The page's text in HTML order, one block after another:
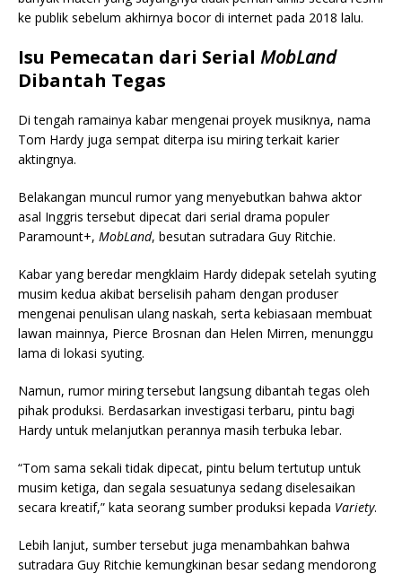
ke publik sebelum akhirnya bocor di internet pada 2018 lalu.
Isu Pemecatan dari Serial MobLand
Dibantah Tegas
Di tengah ramainya kabar mengenai proyek musiknya, nama
Tom Hardy juga sempat diterpa isu miring terkait karier
aktingnya.
Belakangan muncul rumor yang menyebutkan bahwa aktor
asal Inggris tersebut dipecat dari serial drama populer
Paramount+, MobLand, besutan sutradara Guy Ritchie.
Kabar yang beredar mengklaim Hardy didepak setelah syuting
musim kedua akibat berselisih paham dengan produser
mengenai penulisan ulang naskah, serta kebiasaan membuat
lawan mainnya, Pierce Brosnan dan Helen Mirren, menunggu
lama di lokasi syuting.
Namun, rumor miring tersebut langsung dibantah tegas oleh
pihak produksi. Berdasarkan investigasi terbaru, pintu bagi
Hardy untuk melanjutkan perannya masih terbuka lebar.
“Tom sama sekali tidak dipecat, pintu belum tertutup untuk
musim ketiga, dan segala sesuatunya sedang diselesaikan
secara kreatif,” kata seorang sumber produksi kepada Variety.
Lebih lanjut, sumber tersebut juga menambahkan bahwa
sutradara Guy Ritchie kemungkinan besar sedang mendorong